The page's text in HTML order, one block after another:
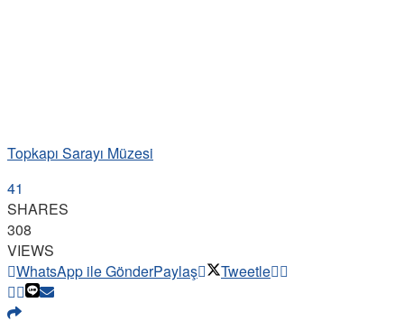
Topkapı Sarayı Müzesi
41
SHARES
308
VIEWS
WhatsApp ile GönderPaylaş Tweetle